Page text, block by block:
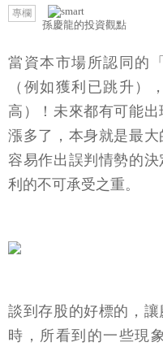
專欄
孫慶龍的投資觀點
當資本市場所認同的
（例如獲利已跳升）
高）！未來都有可能
漲多了，本身就是最大
容易作出誤判情勢的
利的不可承受之重。
談到存股的好標的，
時，所看到的一些現